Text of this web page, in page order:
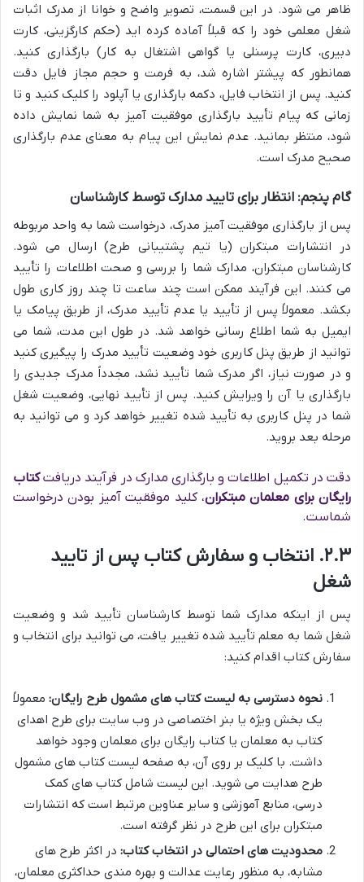
ظاهر می شود. در این قسمت، تصویر واضح و خوانا از مدرک اثبات
شغل معلمی خود را که قبلاً آماده کرده اید (حکم کارگزینی، کارت
دبیری، کارت پرسنلی یا گواهی اشتغال به کار) بارگذاری کنید.
همانطور که پیشتر اشاره شد، به فرمت و حجم مجاز فایل دقت
کنید. پس از انتخاب فایل، دکمه بارگذاری یا آپلود را کلیک کنید و تا
زمانی که پیام تأیید بارگذاری موفقیت آمیز به شما نمایش داده
شود، منتظر بمانید. عدم نمایش این پیام به معنای عدم بارگذاری
صحیح مدرک است.
گام پنجم: انتظار برای تایید مدارک توسط کارشناسان
پس از بارگذاری موفقیت آمیز مدرک، درخواست شما به واحد مربوطه
در انتشارات مبتکران (یا تیم پشتیبانی طرح) ارسال می شود.
کارشناسان مبتکران، مدارک شما را بررسی و صحت اطلاعات را تأیید
می کنند. این فرآیند ممکن است چند ساعت تا چند روز کاری طول
بکشد. معمولاً پس از تأیید یا عدم تأیید مدرک، از طریق پیامک یا
ایمیل به شما اطلاع رسانی خواهد شد. در طول این مدت، شما می
توانید از طریق پنل کاربری خود وضعیت تأیید مدرک را پیگیری کنید
و در صورت نیاز، اگر مدرک شما تأیید نشد، مجدداً مدرک جدیدی را
بارگذاری یا آن را ویرایش کنید. پس از تأیید نهایی، وضعیت شغل
شما در پنل کاربری به تأیید شده تغییر خواهد کرد و می توانید به
مرحله بعد بروید.
دقت در تکمیل اطلاعات و بارگذاری مدارک در فرآیند دریافتکتاب
رایگان برای معلمان مبتکران، کلید موفقیت آمیز بودن درخواست
شماست.
۲.۳. انتخاب و سفارش کتاب پس از تایید
شغل
پس از اینکه مدارک شما توسط کارشناسان تأیید شد و وضعیت
شغل شما به معلم تأیید شده تغییر یافت، می توانید برای انتخاب و
سفارش کتاب اقدام کنید:
نحوه دسترسی به لیست کتاب های مشمول طرح رایگان: معمولاً
یک بخش ویژه یا بنر اختصاصی در وب سایت برای طرح اهدای
کتاب به معلمان یا کتاب رایگان برای معلمان وجود خواهد
داشت. با کلیک بر روی آن، به صفحه لیست کتاب های مشمول
طرح هدایت می شوید. این لیست شامل کتاب های کمک
درسی، منابع آموزشی و سایر عناوین مرتبط است که انتشارات
مبتکران برای این طرح در نظر گرفته است.
محدودیت های احتمالی در انتخاب کتاب: در اکثر طرح های
مشابه، به منظور رعایت عدالت و بهره مندی حداکثری معلمان،